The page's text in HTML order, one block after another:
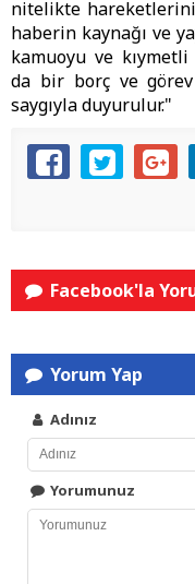
nitelikte
haberin kaynağı ve
kamuoyu ve
da bir borç ve
saygıyla duyurulur."
Facebook'la
Yorum Yap
Adınız
Yorumunuz